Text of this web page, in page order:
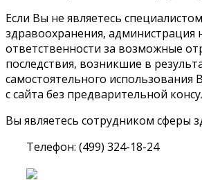
Если Вы не являетесь специалистом
здравоохранения, администрация
ответственности за возможные
последствия, возникшие в
самостоятельного
с сайта без предварительной
Вы являетесь сотрудником сферы
Телефон: (499) 324-18-24